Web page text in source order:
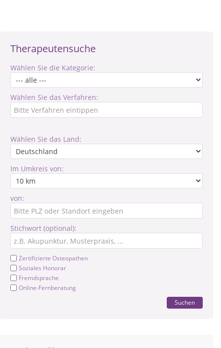
Therapeutensuche
Wählen Sie die Kategorie:
Wählen Sie das Verfahren:
Wählen Sie das Land:
Im Umkreis von:
von:
Stichwort (optional):
Zertifizierte Osteopathen
Soziales Honorar
Fremdsprache
Online-Fernberatung
Suchen